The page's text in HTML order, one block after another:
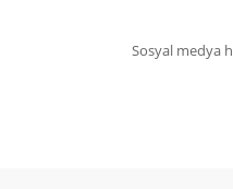
Sosyal medya